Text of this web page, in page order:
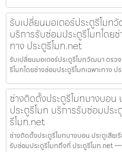
รับเปลี่ยนมอเตอร์ประตูรีโมท
บริการรับซ่อมประตูรีโมทโดยช่
ทาง ประตูรีโมท.net
รับเปลี่ยนมอเตอร์ประตูรีโมทวัฒนา ตรว
รีโมทโดยช่างซ่อมประตูรีโมทเฉพาะทาง
ช่างติดตั้งประตูรีโมทบางบอน
ประตูรีโมท บริการรับซ่อมปร
รีโมท.net
ช่างติดตั้งประตูรีโมทบางบอน ประตูเสียเ
รับซ่อมประตูรีโมทถึงที่ ประตูรีโมท.net